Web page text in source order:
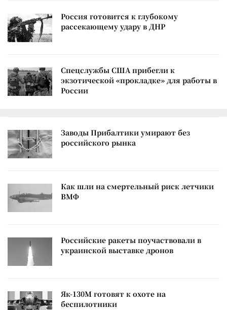
Россия готовится к глубокому
рассекающему удару в ДНР
Спецслужбы США прибегли к
экзотической «прокладке» для работы в
России
Заводы Прибалтики умирают без
российского рынка
Как шли на смертельный риск летчики
ВМФ
Российские ракеты поучаствовали в
украинской выставке дронов
Як-130М готовят к охоте на
беспилотники